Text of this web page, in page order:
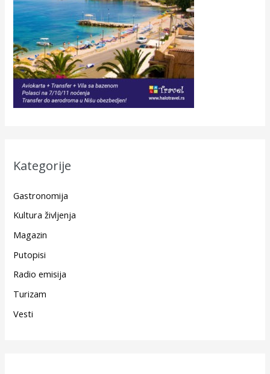
Kategorije
Gastronomija
Kultura življenja
Magazin
Putopisi
Radio emisija
Turizam
Vesti